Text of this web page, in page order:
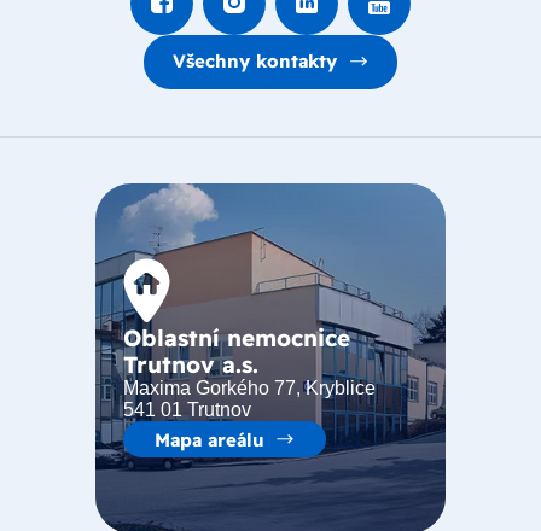
Všechny kontakty
Oblastní nemocnice
Trutnov a.s.
Maxima Gorkého 77, Kryblice
541 01 Trutnov
Mapa areálu